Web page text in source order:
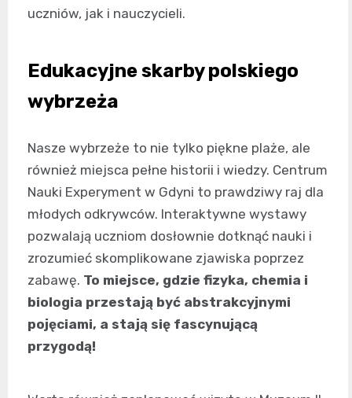
uczniów, jak i nauczycieli.
Edukacyjne skarby polskiego
wybrzeża
Nasze wybrzeże to nie tylko piękne plaże, ale
również miejsca pełne historii i wiedzy. Centrum
Nauki Experyment w Gdyni to prawdziwy raj dla
młodych odkrywców. Interaktywne wystawy
pozwalają uczniom dosłownie dotknąć nauki i
zrozumieć skomplikowane zjawiska poprzez
zabawę. To miejsce, gdzie fizyka, chemia i
biologia przestają być abstrakcyjnymi
pojęciami, a stają się fascynującą
przygodą!